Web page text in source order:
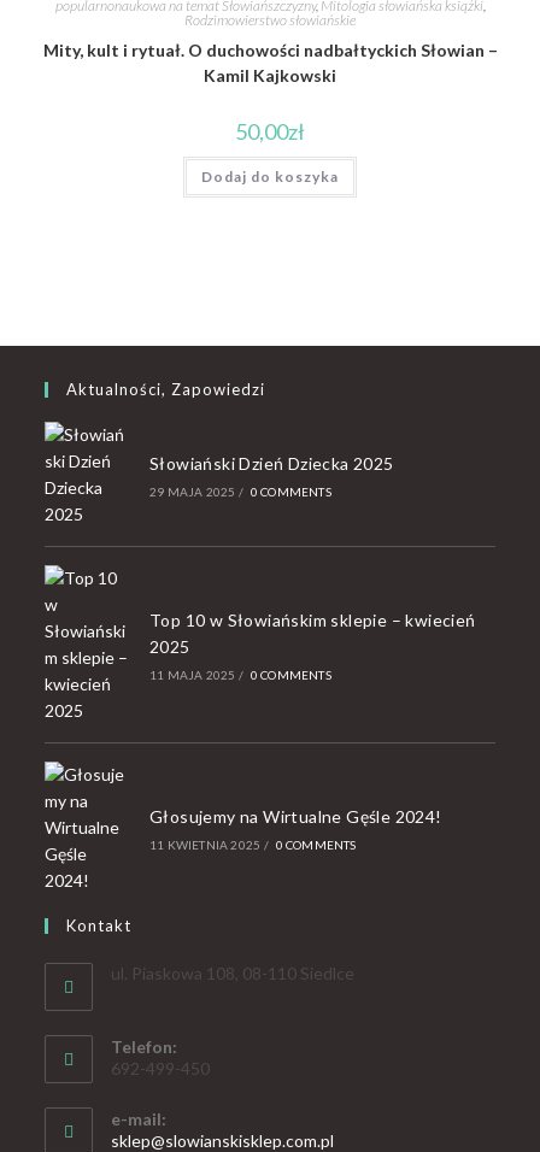
popularnonaukowa na temat Słowiańszczyzny, Mitologia słowiańska książki,
Rodzimowierstwo słowiańskie
Mity, kult i rytuał. O duchowości nadbałtyckich Słowian –
Kamil Kajkowski
50,00zł
Dodaj do koszyka
Aktualności, Zapowiedzi
Słowiański Dzień Dziecka 2025
29 MAJA 2025 / 0 COMMENTS
Top 10 w Słowiańskim sklepie – kwiecień
2025
11 MAJA 2025 / 0 COMMENTS
Głosujemy na Wirtualne Gęśle 2024!
11 KWIETNIA 2025 / 0 COMMENTS
Kontakt
ul. Piaskowa 108, 08-110 Siedlce
Telefon:
692-499-450
e-mail:
sklep@slowianskisklep.com.pl